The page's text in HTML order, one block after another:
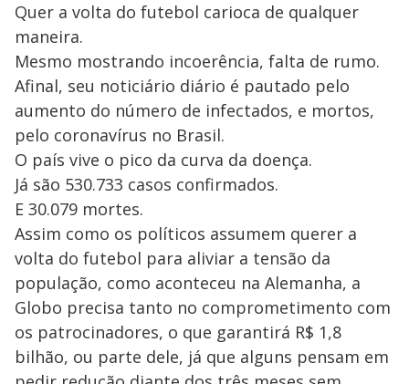
Quer a volta do futebol carioca de qualquer
maneira.
Mesmo mostrando incoerência, falta de rumo.
Afinal, seu noticiário diário é pautado pelo
aumento do número de infectados, e mortos,
pelo coronavírus no Brasil.
O país vive o pico da curva da doença.
Já são 530.733 casos confirmados.
E 30.079 mortes.
Assim como os políticos assumem querer a
volta do futebol para aliviar a tensão da
população, como aconteceu na Alemanha, a
Globo precisa tanto no comprometimento com
os patrocinadores, o que garantirá R$ 1,8
bilhão, ou parte dele, já que alguns pensam em